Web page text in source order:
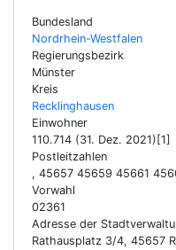
Bundesland
Nordrhein-Westfalen
Regierungsbezirk
Münster
Kreis
Recklinghausen
Einwohner
110.714 (31. Dez. 2021)[1]
Postleitzahlen
, 45657 45659 45661
Vorwahl
02361
Adresse der
Rathausplatz 3/4, 45657